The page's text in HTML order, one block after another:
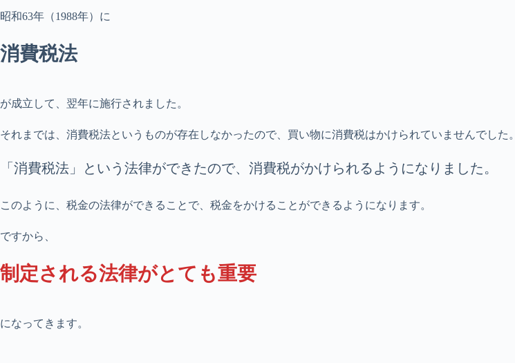
昭和63年（1988年）に
消費税法
が成立して、翌年に施行されました。
それまでは、消費税法というものが存在しなかったので、買い物に消費税はかけられていませんでした。
「消費税法」という法律ができたので、消費税がかけられるようになりました。
このように、税金の法律ができることで、税金をかけることができるようになります。
ですから、
制定される法律がとても重要
になってきます。